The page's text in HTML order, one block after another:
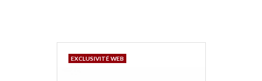
EXCLUSIVITÉ WEB